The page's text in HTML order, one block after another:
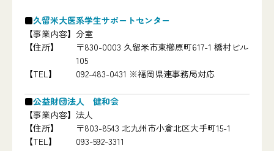
久留米大医系学生サポートセンター
【事業内容】 分室
【住所】
〒830-0003 久留米市東櫛原町617-1 橋村ビル
105
【TEL】
092-483-0431 ※福岡県連事務局対応
公益財団法人 健和会
【事業内容】 法人
【住所】
〒803-8543 北九州市小倉北区大手町15-1
【TEL】
093-592-3311